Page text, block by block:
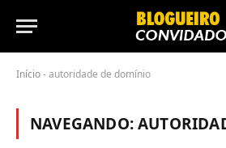
Início-autoridade de domínio
NAVEGANDO: